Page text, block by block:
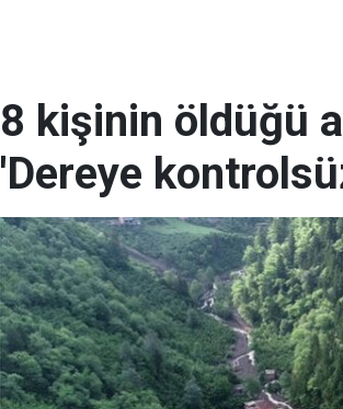
8 kişinin öldüğü
'Dereye